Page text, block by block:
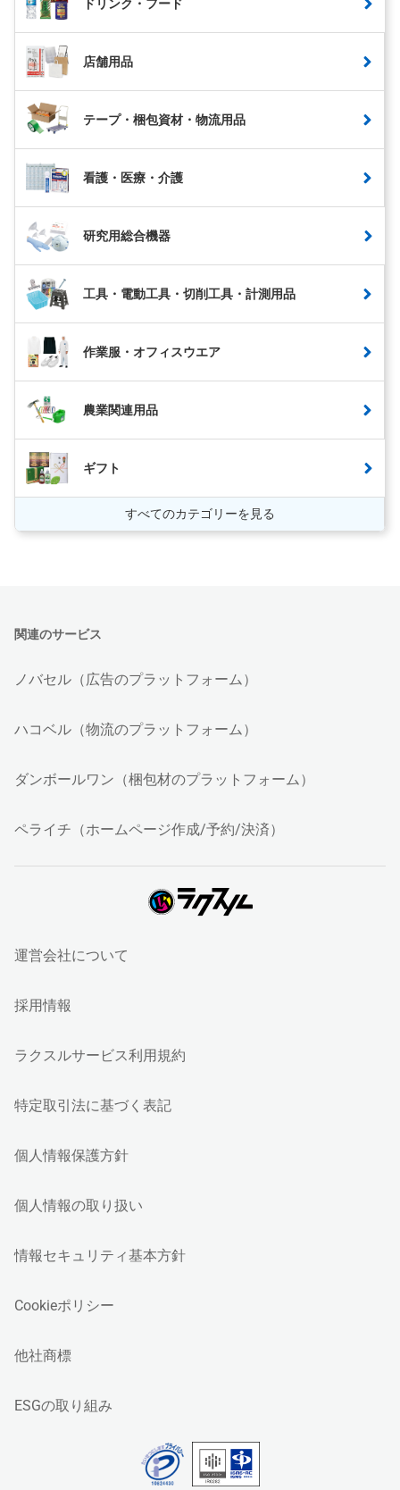
ドリンク・フード
店舗用品
テープ・梱包資材・物流用品
看護・医療・介護
研究用総合機器
工具・電動工具・切削工具・計測用品
作業服・オフィスウエア
農業関連用品
ギフト
すべてのカテゴリーを見る
関連のサービス
ノバセル（広告のプラットフォーム）
ハコベル（物流のプラットフォーム）
ダンボールワン（梱包材のプラットフォーム）
ペライチ（ホームページ作成/予約/決済）
運営会社について
採用情報
ラクスルサービス利用規約
特定取引法に基づく表記
個人情報保護方針
個人情報の取り扱い
情報セキュリティ基本方針
Cookieポリシー
他社商標
ESGの取り組み